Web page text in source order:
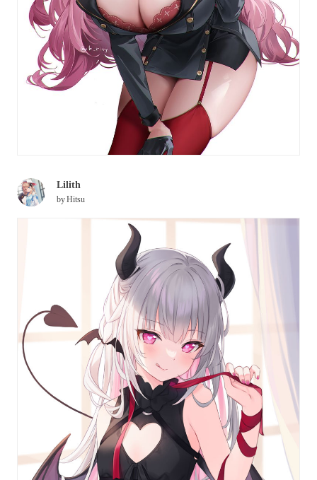
Lilith
byHitsu